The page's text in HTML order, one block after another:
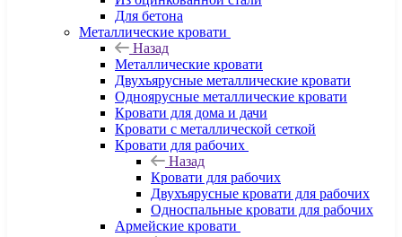
Для бетона
Металлические кровати
Назад
Металлические кровати
Двухъярусные металлические кровати
Одноярусные металлические кровати
Кровати для дома и дачи
Кровати с металлической сеткой
Кровати для рабочих
Назад
Кровати для рабочих
Двухъярусные кровати для рабочих
Односпальные кровати для рабочих
Армейские кровати